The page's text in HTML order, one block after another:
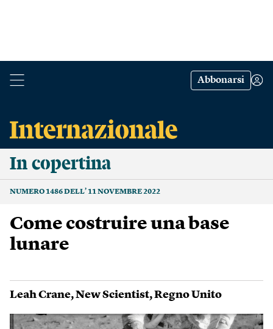
Abbonarsi
In copertina
NUMERO 1486 DELL’ 11 NOVEMBRE 2022
Come costruire una base
lunare
Leah Crane,New Scientist,Regno Unito